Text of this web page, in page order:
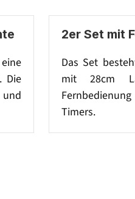
Die
2er Set mit
Das Set
mit 28cm
Timers.